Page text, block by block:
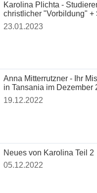
Karolina Plichta -
christlicher "Vorbildung" +
Konferenz.
23.01.2023
Anna Mitterrutzner - Ihr
in Tansania im Dezember
19.12.2022
Neues von Karolina Teil 2
05.12.2022